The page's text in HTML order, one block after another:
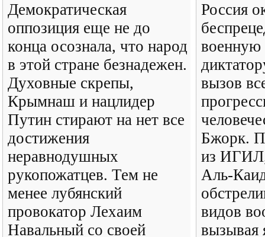
Демократическая
оппозиция еще не до
конца осознала, что народ
в этой стране безнадежен.
Духовные скрепы,
Крымнаш и нацлидер
Путин стирают на нет все
достижения
неравнодушных
рукопожатцев. Тем не
менее лубянский
провокатор Лехаим
Навальный со своей
Россия
военную
вызов
Бжорк.
из
Аль-
видов
вызывая